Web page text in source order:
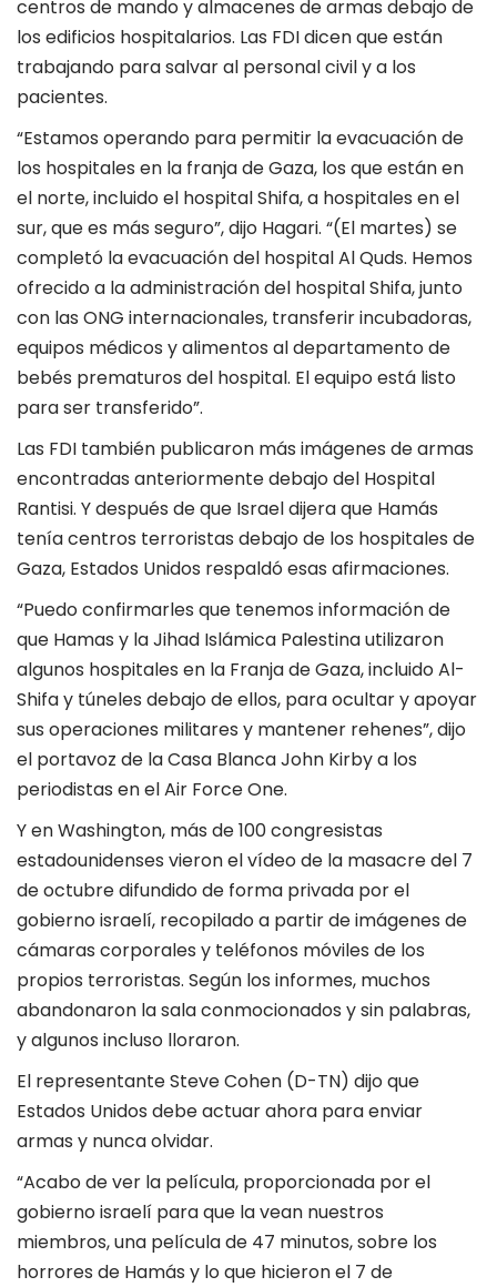
centros de mando y almacenes de armas debajo de
los edificios hospitalarios. Las FDI dicen que están
trabajando para salvar al personal civil y a los
pacientes.
“Estamos operando para permitir la evacuación de
los hospitales en la franja de Gaza, los que están en
el norte, incluido el hospital Shifa, a hospitales en el
sur, que es más seguro”, dijo Hagari. “(El martes) se
completó la evacuación del hospital Al Quds. Hemos
ofrecido a la administración del hospital Shifa, junto
con las ONG internacionales, transferir incubadoras,
equipos médicos y alimentos al departamento de
bebés prematuros del hospital. El equipo está listo
para ser transferido”.
Las FDI también publicaron más imágenes de armas
encontradas anteriormente debajo del Hospital
Rantisi. Y después de que Israel dijera que Hamás
tenía centros terroristas debajo de los hospitales de
Gaza, Estados Unidos respaldó esas afirmaciones.
“Puedo confirmarles que tenemos información de
que Hamas y la Jihad Islámica Palestina utilizaron
algunos hospitales en la Franja de Gaza, incluido Al-
Shifa y túneles debajo de ellos, para ocultar y apoyar
sus operaciones militares y mantener rehenes”, dijo
el portavoz de la Casa Blanca John Kirby a los
periodistas en el Air Force One.
Y en Washington, más de 100 congresistas
estadounidenses vieron el vídeo de la masacre del 7
de octubre difundido de forma privada por el
gobierno israelí, recopilado a partir de imágenes de
cámaras corporales y teléfonos móviles de los
propios terroristas. Según los informes, muchos
abandonaron la sala conmocionados y sin palabras,
y algunos incluso lloraron.
El representante Steve Cohen (D-TN) dijo que
Estados Unidos debe actuar ahora para enviar
armas y nunca olvidar.
“Acabo de ver la película, proporcionada por el
gobierno israelí para que la vean nuestros
miembros, una película de 47 minutos, sobre los
horrores de Hamás y lo que hicieron el 7 de